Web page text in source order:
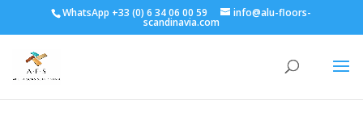
WhatsApp +33 (0) 6 34 06 00 59 info@alu-floors-
scandinavia.com